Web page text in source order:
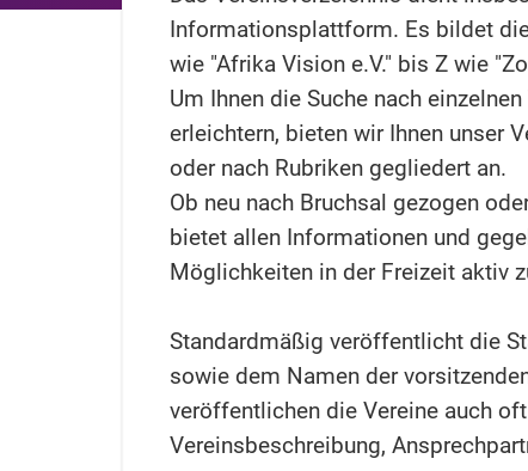
Informationsplattform. Es bildet
wie "Afrika Vision e.V." bis Z wie
Um Ihnen die Suche nach
erleichtern, bieten wir Ihnen unser
oder nach Rubriken gegliedert an.
Ob neu nach Bruchsal gezogen
bietet allen Informationen und
Möglichkeiten in der Freizeit aktiv
Standardmäßig veröffentlicht die
sowie dem Namen der
veröffentlichen die Vereine auch
Vereinsbeschreibung,